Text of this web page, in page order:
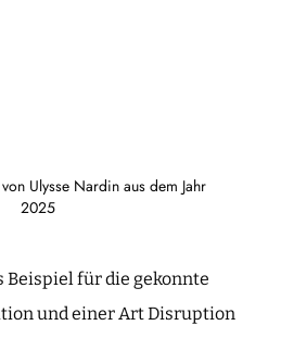
Ulysse Nardin aus dem Jahr
2025
Beispiel für die gekonnte
und einer Art Disruption